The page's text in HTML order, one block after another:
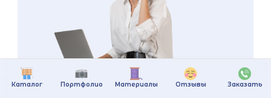
Каталог Портфолио Материалы Отзывы Заказать